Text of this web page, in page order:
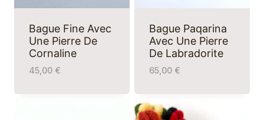
Bague Fine Avec
Une Pierre De
Cornaline
45,00 €
Bague Paqarina
Avec Une Pierre
De Labradorite
65,00 €